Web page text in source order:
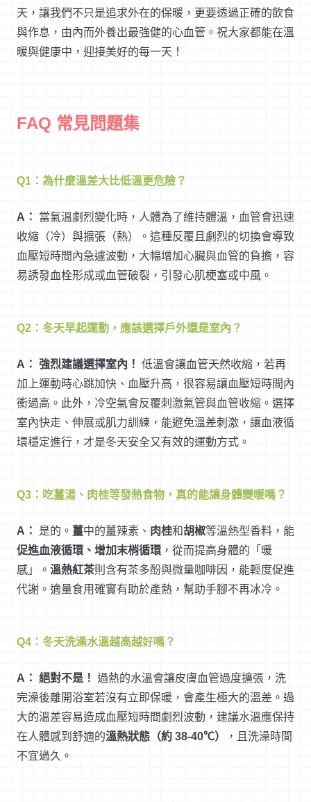
天，讓我們不只是追求外在的保暖，更要透過正確的飲食
與作息，由內而外養出最強健的心血管。祝大家都能在溫
暖與健康中，迎接美好的每一天！
FAQ 常見問題集
Q1：為什麼溫差大比低溫更危險？
A：
當氣溫劇烈變化時，人體為了維持體溫，血管會迅速
收縮（冷）與擴張（熱）。這種反覆且劇烈的切換會導致
血壓短時間內急遽波動，大幅增加心臟與血管的負擔，容
易誘發血栓形成或血管破裂，引發心肌梗塞或中風。
Q2：冬天早起運動，應該選擇戶外還是室內？
A： 強烈建議選擇室內！ 低溫會讓血管天然收縮，若再
加上運動時心跳加快、血壓升高，很容易讓血壓短時間內
衝過高。此外，冷空氣會反覆刺激氣管與血管收縮。選擇
室內快走、伸展或肌力訓練，能避免溫差刺激，讓血液循
環穩定進行，才是冬天安全又有效的運動方式。
Q3：吃薑湯、肉桂等發熱食物，真的能讓身體變暖嗎？
A： 是的。 薑中的薑辣素、 肉桂和胡椒等溫熱型香料，能
促進血液循環、增加末梢循環 ，從而提高身體的「暖
感」。 溫熱紅茶則含有茶多酚與微量咖啡因，能輕度促進
代謝。適量食用確實有助於產熱，幫助手腳不再冰冷。
Q4：冬天洗澡水溫越高越好嗎？
A： 絕對不是！ 過熱的水溫會讓皮膚血管過度擴張，洗
完澡後離開浴室若沒有立即保暖，會產生極大的溫差。過
大的溫差容易造成血壓短時間劇烈波動，建議水溫應保持
在人體感到舒適的溫熱狀態（約 38-40℃）
，且洗澡時間
不宜過久。